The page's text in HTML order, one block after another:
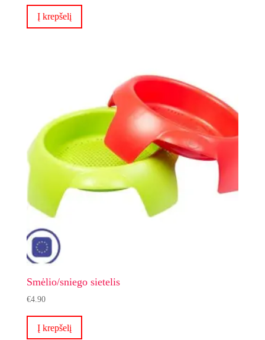
Į krepšelį
Smėlio/sniego sietelis
€4.90
Į krepšelį